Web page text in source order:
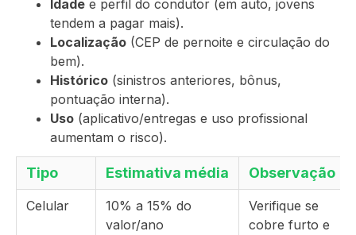
Idade e perfil do condutor (em auto, jovens
tendem a pagar mais).
Localização (CEP de pernoite e circulação do
bem).
Histórico (sinistros anteriores, bônus,
pontuação interna).
Uso (aplicativo/entregas e uso profissional
aumentam o risco).
Tipo Estimativa média Observação
Celular
10% a 15% do
valor/ano
Verifique se
cobre furto e